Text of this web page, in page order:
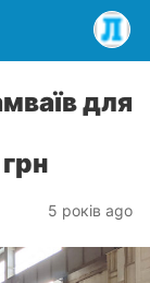
для
5 років ago